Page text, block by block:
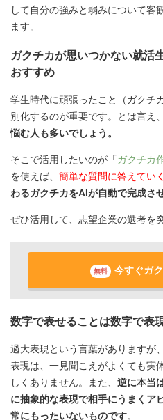
して自分の強みと弱みについて客
ます。
ガクチカが思いつかない就活
おすすめ
学生時代に頑張ったこと（ガクチ
別化するのが重要です。とは言え、
悩む人も多いでしょう。
そこで活用したいのが「ガクチカ
を使えば、 簡単な質問に答えてい
わるガクチカをAIが自動で完成さ
ぜひ活用して、志望企業の選考を
無料 今すぐガ
数字で表せることは数字で表
過大表現という言葉がありますが
表現は、一見聞こえがよくても実
しくありません。また、 逆に本当
に抽象的な表現で相手にうまくア
常にもったいないものです。